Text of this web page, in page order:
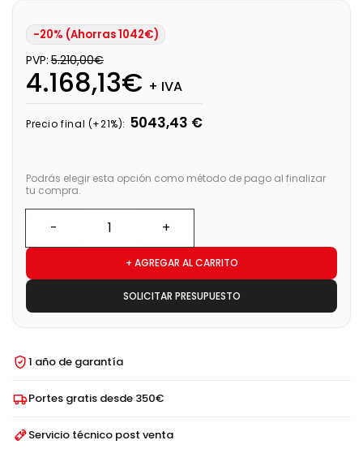
-20% (Ahorras 1042€)
PVP: 5.210,00€
4.168,13€ + IVA
Precio final (+21%): 5043,43 €
Podrás elegir esta opción como método de pago al finalizar
tu compra.
+ AGREGAR AL CARRITO
SOLICITAR PRESUPUESTO
1 año de garantía
Portes gratis desde 350€
Servicio técnico post venta